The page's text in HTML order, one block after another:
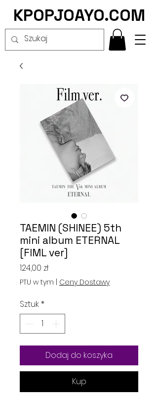
KPOPJOAYO.COM
TAEMIN (SHINEE) 5th
mini album ETERNAL
[FIML ver]
124,00 złCena
PTU w tym Ceny Dostawy
Sztuk *
Dodaj do koszyka
Kup